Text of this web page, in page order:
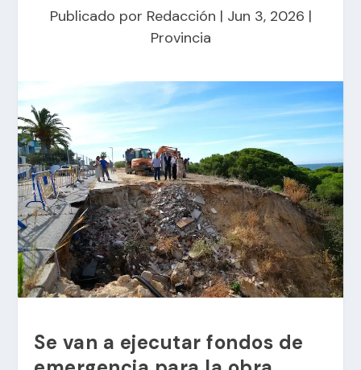
Publicado por Redacción | Jun 3, 2026 |
Provincia
Se van a ejecutar fondos de